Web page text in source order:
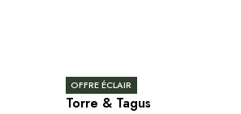
OFFRE ÉCLAIR
Torre & Tagus